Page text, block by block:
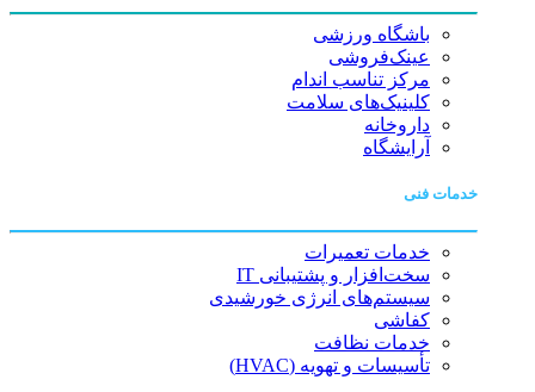
باشگاه ورزشی
عینک‌فروشی
مرکز تناسب اندام
کلینیک‌های سلامت
داروخانه
آرایشگاه
خدمات فنی
خدمات تعمیرات
سخت‌افزار و پشتیبانی IT
سیستم‌های انرژی خورشیدی
کفاشی
خدمات نظافت
تأسیسات و تهویه (HVAC)